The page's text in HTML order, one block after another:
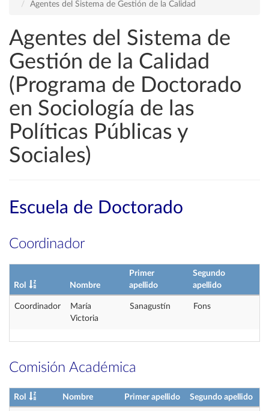
Agentes del Sistema de Gestión de la Calidad
Agentes del Sistema de
Gestión de la Calidad
(Programa de Doctorado
en Sociología de las
Políticas Públicas y
Sociales)
Escuela de Doctorado
Coordinador
Rol Nombre
Primer
apellido
Segundo
apellido
Coordinador
María
Victoria
Sanagustín Fons
Comisión Académica
Rol Nombre Primer apellido Segundo apellido